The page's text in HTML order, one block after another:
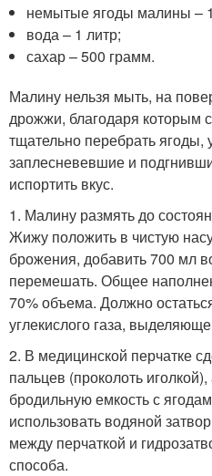
немытые ягоды малины –
вода – 1 литр;
сахар – 500 грамм.
Малину нельзя мыть, на
дрожжи, благодаря которым
тщательно перебрать ягоды,
заплесневевшие и
испортить вкус.
1. Малину размять до
Жижу положить в чистую
брожения, добавить 700 мл
перемешать. Общее
70% объема. Должно
углекислого газа,
2. В медицинской перчатке
пальцев (проколоть
бродильную емкость с
использовать водяной
между перчаткой и
способа.